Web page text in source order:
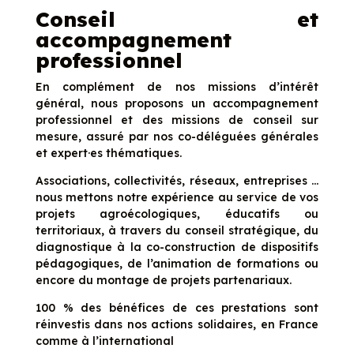
Conseil et
accompagnement
professionnel
En complément de nos missions d’intérêt
général, nous proposons un accompagnement
professionnel et des missions de conseil sur
mesure, assuré par nos co-déléguées générales
et expert·es thématiques.
Associations, collectivités, réseaux, entreprises …
nous mettons notre expérience au service de vos
projets agroécologiques, éducatifs ou
territoriaux, à travers du conseil stratégique, du
diagnostique à la co-construction de dispositifs
pédagogiques, de l’animation de formations ou
encore du montage de projets partenariaux.
100 % des bénéfices de ces prestations sont
réinvestis dans nos actions solidaires, en France
comme à l’international